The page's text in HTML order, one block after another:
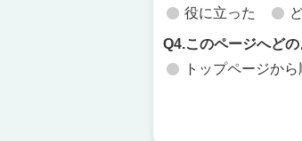
役に立った
Q4.このページへど
トップページから